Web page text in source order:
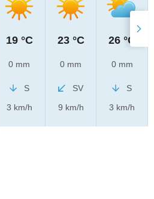
19 °C
0 mm
S
3 km/h
23 °C
0 mm
SV
9 km/h
26 °C
0 mm
S
3 km/h